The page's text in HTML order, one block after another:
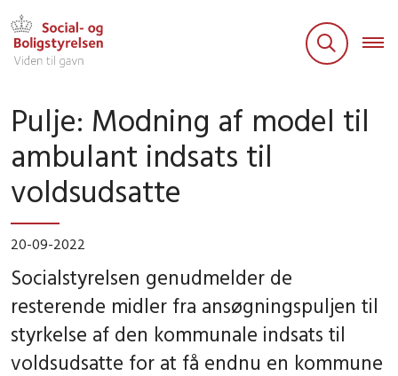
Pulje: Modning af model til
ambulant indsats til
voldsudsatte
20-09-2022
Socialstyrelsen genudmelder de
resterende midler fra ansøgningspuljen til
styrkelse af den kommunale indsats til
voldsudsatte for at få endnu en kommune